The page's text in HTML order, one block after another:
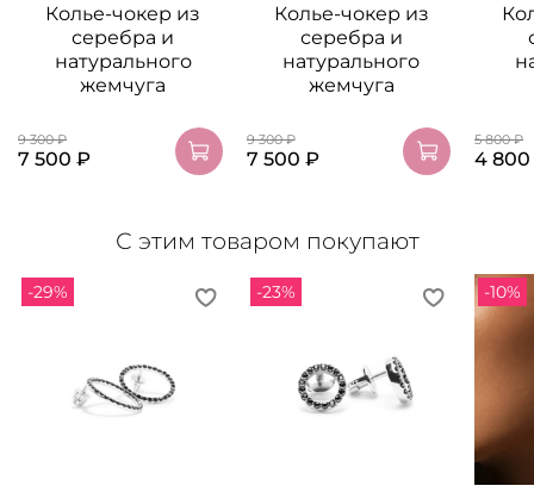
Колье-чокер из
серебра и
натурального
жемчуга
9 300 ₽
7 500 ₽
Колье-чокер из
серебра и
натурального
жемчуга
9 300 ₽
7 500 ₽
5 800 ₽
4
С этим товаром покупают
-29% -23% -10%